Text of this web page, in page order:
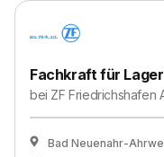
Fachkraft für
bei ZF Friedrichshafen
Bad Neuenahr-